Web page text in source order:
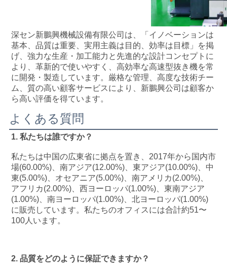
深セン新鵬興機械設備有限公司は、「イノベーションは
基本、品質は重要、実用主義は目的、効率は目標」を掲
げ、強力な生産・加工能力と先進的な設計コンセプトに
より、革新的で使いやすく、高効率な高速型抜き機を常
に開発・製造しています。厳格な管理、高度な技術チー
ム、質の高い顧客サービスにより、新鵬興公司は顧客か
ら高い評価を得ています。
よくある質問
1. 私たちは誰ですか？
私たちは中国の広東省に拠点を置き、2017年から国内市
場(60.00%)、南アジア(12.00%)、東アジア(10.00%)、中
東(5.00%)、オセアニア(5.00%)、南アメリカ(2.00%)、
アフリカ(2.00%)、西ヨーロッパ(1.00%)、東南アジア
(1.00%)、南ヨーロッパ(1.00%)、北ヨーロッパ(1.00%)
に販売しています。私たちのオフィスには合計約51〜
100人います。
2. 品質をどのように保証できますか？